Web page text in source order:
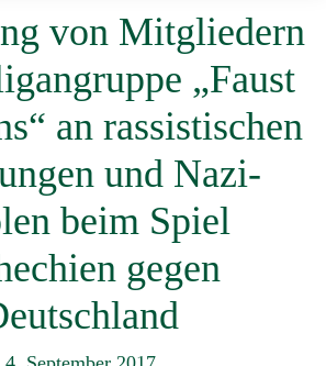
von Mitgliedern
„Faust
an rassistischen
und Nazi-
beim Spiel
gegen